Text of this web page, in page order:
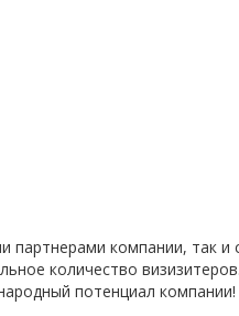
компании, так и
количество
потенциал компании!